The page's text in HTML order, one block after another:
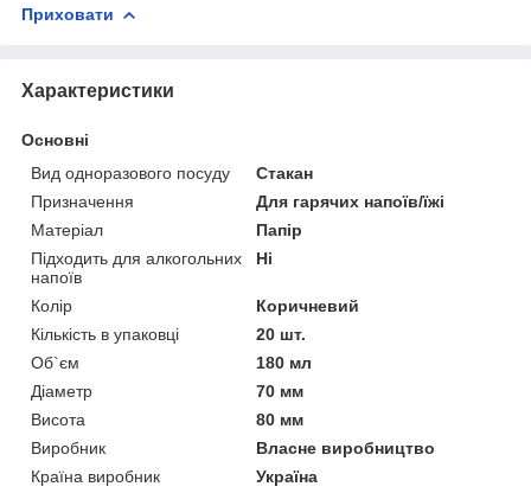
Приховати
Характеристики
Основні
Вид одноразового посуду
Стакан
Призначення
Для гарячих напоїв/їжі
Матеріал
Папір
Підходить для алкогольних
напоїв
Ні
Колір
Коричневий
Кількість в упаковці
20 шт.
Об`єм
180 мл
Діаметр
70 мм
Висота
80 мм
Виробник
Власне виробництво
Країна виробник
Україна